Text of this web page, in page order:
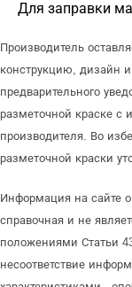
Для заправки
Производитель
конструкцию, дизайн
предварительного
разметочной краске
производителя. Во
разметочной краски
Информация на сайте
справочная и не
положениями Статьи
несоответствие